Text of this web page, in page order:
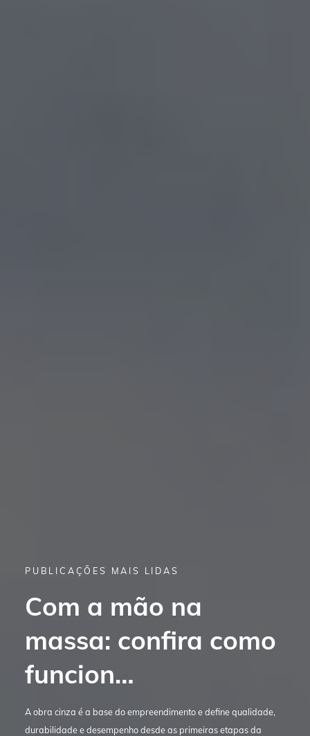
PUBLICAÇÕES MAIS LIDAS
6 projetos
arquitetônicos de
casas de al…
O projeto arquitetônico é parte fundamental e determinante do
estilo e funcionalidade de um imóvel. Conheça as casas de alto